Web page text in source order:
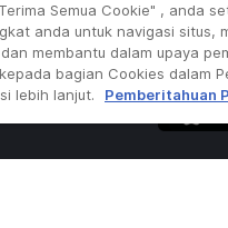
Semua Cookie" , anda
anda untuk navigasi situs,
membantu dalam upaya
bagian Cookies dalam
lebih lanjut.
Pemberitahuan